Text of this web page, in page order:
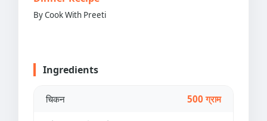
By Cook With Preeti
Ingredients
चिकन 500 ग्राम